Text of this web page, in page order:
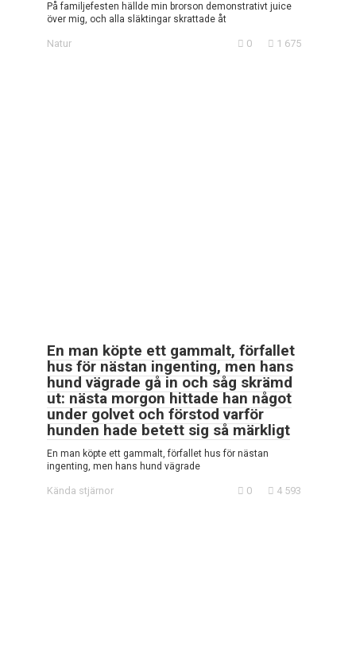
På familjefesten hällde min brorson demonstrativt juice
över mig, och alla släktingar skrattade åt
Natur 0 1 675
En man köpte ett gammalt, förfallet
hus för nästan ingenting, men hans
hund vägrade gå in och såg skrämd
ut: nästa morgon hittade han något
under golvet och förstod varför
hunden hade betett sig så märkligt
En man köpte ett gammalt, förfallet hus för nästan
ingenting, men hans hund vägrade
Kända stjärnor 0 4 593